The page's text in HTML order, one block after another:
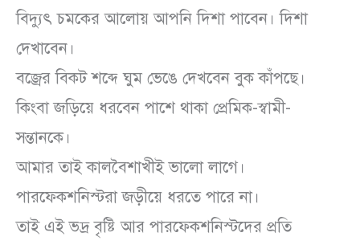
বিদ্যুৎ চমকের আলোয় আপনি দিশা পাবেন। দিশা
দেখাবেন।
বজ্রের বিকট শব্দে ঘুম ভেঙে দেখবেন বুক কাঁপছে।
কিংবা জড়িয়ে ধরবেন পাশে থাকা প্রেমিক-স্বামী-
সন্তানকে।
আমার তাই কালবৈশাখীই ভালো লাগে।
পারফেকশনিস্টরা জড়ীয়ে ধরতে পারে না।
তাই এই ভদ্র বৃষ্টি আর পারফেকশনিস্টদের প্রতি